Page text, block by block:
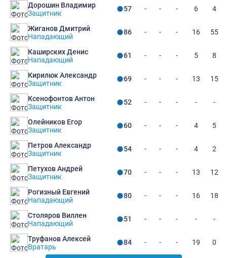
Дорошин Владимир
Защитник
57 - - - 6 4
Жиганов Дмитрий
Нападающий
86 - - - 16 55
Каширских Денис
Нападающий
61 - - - 5 8
Кирилюк Александр
Защитник
69 - - - 13 15
Ксенофонтов Антон
Защитник
52 - - - - -
Олейников Егор
Защитник
60 - - - 4 5
Петров Александр
Защитник
54 - - - 4 2
Петухов Андрей
Защитник
70 - - - 13 12
Рогизный Евгений
Нападающий
80 - - - 16 18
Столяров Виллен
Нападающий
51 - - - - -
Труфанов Алексей
Вратарь
84 - - - 19 0